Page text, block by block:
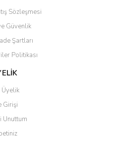
Sözleşmesi
Güvenlik
Şartları
Politikası
Üyelik
Girişi
Unuttum